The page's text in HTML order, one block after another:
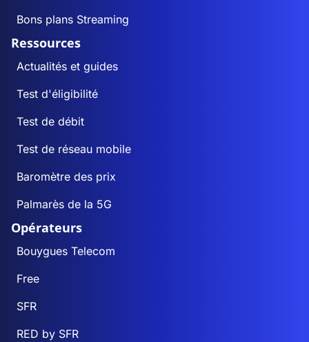
Bons plans Streaming
Ressources
Actualités et guides
Test d'éligibilité
Test de débit
Test de réseau mobile
Baromètre des prix
Palmarès de la 5G
Opérateurs
Bouygues Telecom
Free
SFR
RED by SFR